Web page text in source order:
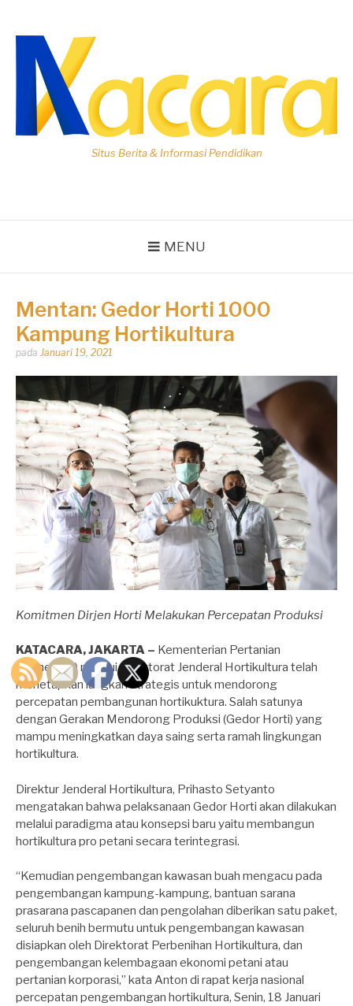
konten
Situs Berita & Informasi Pendidikan
MENU
Mentan: Gedor Horti 1000
Kampung Hortikultura
Dipos
Erlangga
pada Januari 19, 2021
Komitmen Dirjen Horti Melakukan Percepatan Produksi
KATACARA, JAKARTA – Kementerian Pertanian
(Kementan) melalui Direktorat Jenderal Hortikultura telah
menetapkan langkah strategis untuk mendorong
percepatan pembangunan hortikuktura. Salah satunya
dengan Gerakan Mendorong Produksi (Gedor Horti) yang
mampu meningkatkan daya saing serta ramah lingkungan
hortikultura.
Direktur Jenderal Hortikultura, Prihasto Setyanto
mengatakan bahwa pelaksanaan Gedor Horti akan dilakukan
melalui paradigma atau konsepsi baru yaitu membangun
hortikultura pro petani secara terintegrasi.
“Kemudian pengembangan kawasan buah mengacu pada
pengembangan kampung-kampung, bantuan sarana
prasarana pascapanen dan pengolahan diberikan satu paket,
seluruh benih bermutu untuk pengembangan kawasan
disiapkan oleh Direktorat Perbenihan Hortikultura, dan
pengembangan kelembagaan ekonomi petani atau
pertanian korporasi,” kata Anton di rapat kerja nasional
percepatan pengembangan hortikultura, Senin, 18 Januari